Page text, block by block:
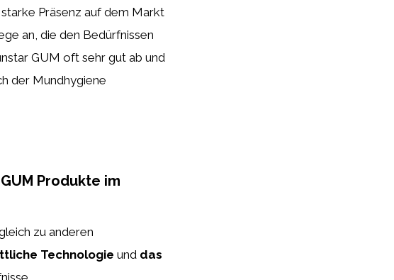
Präsenz auf dem Markt
an, die den Bedürfnissen
GUM oft sehr gut ab und
der Mundhygiene
Produkte im
zu anderen
Technologie und das